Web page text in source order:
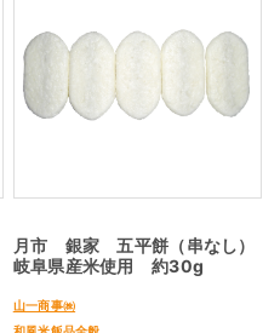
月市 銀家 五平餅（串なし）
岐阜県産米使用 約30g
山一商事㈱